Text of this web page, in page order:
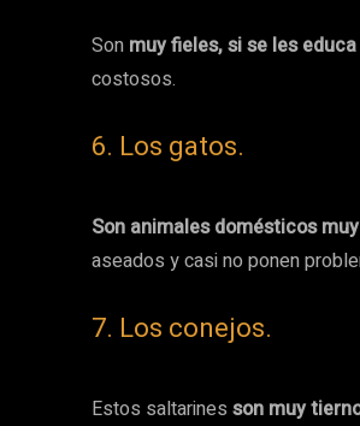
Son muy fieles, si se les
costosos.
6. Los gatos.
Son animales domésticos
aseados y casi no ponen
7. Los conejos.
Estos saltarines son muy